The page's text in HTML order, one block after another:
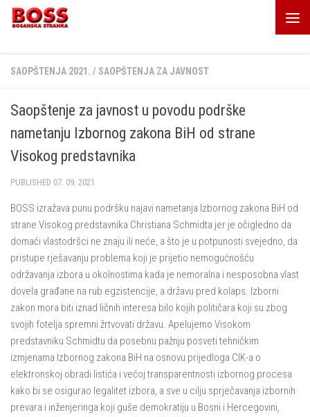
Skip to content
SAOPŠTENJA 2021. / SAOPŠTENJA ZA JAVNOST
Saopštenje za javnost u povodu podrške
nametanju Izbornog zakona BiH od strane
Visokog predstavnika
PUBLISHED 07. 09. 2021.
BOSS izražava punu podršku najavi nametanja Izbornog zakona BiH od
strane Visokog predstavnika Christiana Schmidta jer je očigledno da
domaći vlastodršci ne znaju ili neće, a što je u potpunosti svejedno, da
pristupe rješavanju problema koji je prijetio nemogućnošću
održavanja izbora u okolnostima kada je nemoralna i nesposobna vlast
dovela građane na rub egzistencije, a državu pred kolaps. Izborni
zakon mora biti iznad ličnih interesa bilo kojih političara koji su zbog
svojih fotelja spremni žrtvovati državu. Apelujemo Visokom
predstavniku Schmidtu da posebnu pažnju posveti tehničkim
izmjenama Izbornog zakona BiH na osnovu prijedloga CIK-a o
elektronskoj obradi listića i većoj transparentnosti izbornog procesa
kako bi se osigurao legalitet izbora, a sve u cilju sprječavanja izbornih
prevara i inženjeringa koji guše demokratiju u Bosni i Hercegovini,